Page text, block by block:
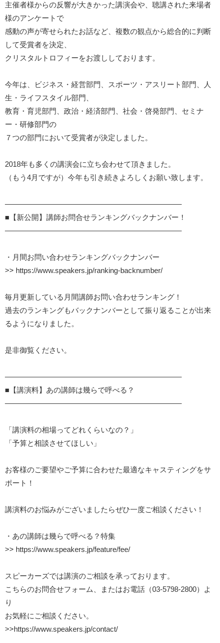
主催者様からの反響が大きかった講演会や、聴講された来場者
様のアンケートで
感動の声が寄せられたお話など、複数の観点から総合的に判断
して受賞者を決定、
クリスタルトロフィーをお渡ししております。
今年は、ビジネス・経営部門、スポーツ・アスリート部門、人
生・ライフスタイル部門、
教育・育児部門、政治・経済部門、社会・啓発部門、セミナ
ー・研修部門の
７つの部門において受賞者が決定しました。
2018年も多くの講演会に立ち会わせて頂きました。
（もう4月ですが）今年も引き続きよろしくお願い致します。
――――――――――――――――――――――――
■【新公開】講師お問合せランキングバックナンバー！
――――――――――――――――――――――――
・月間お問い合わせランキングバックナンバー
>> https://www.speakers.jp/ranking-backnumber/
毎月更新している月間講師お問い合わせランキング！
過去のランキングもバックナンバーとして振り返ることが出来
るようになりました。
是非御覧ください。
――――――――――――――――――――――――
■【講演料】あの講師は幾らで呼べる？
――――――――――――――――――――――――
「講演料の相場ってどれくらいなの？」
「予算と相談させてほしい」
お客様のご要望やご予算に合わせた最適なキャスティングをサ
ポート！
講演料のお悩みがございましたらぜひ一度ご相談ください！
・あの講師は幾らで呼べる？特集
>> https://www.speakers.jp/feature/fee/
スピーカーズでは講演のご相談を承っております。
こちらのお問合せフォーム、またはお電話（03-5798-2800）よ
り
お気軽にご相談ください。
>>https://www.speakers.jp/contact/